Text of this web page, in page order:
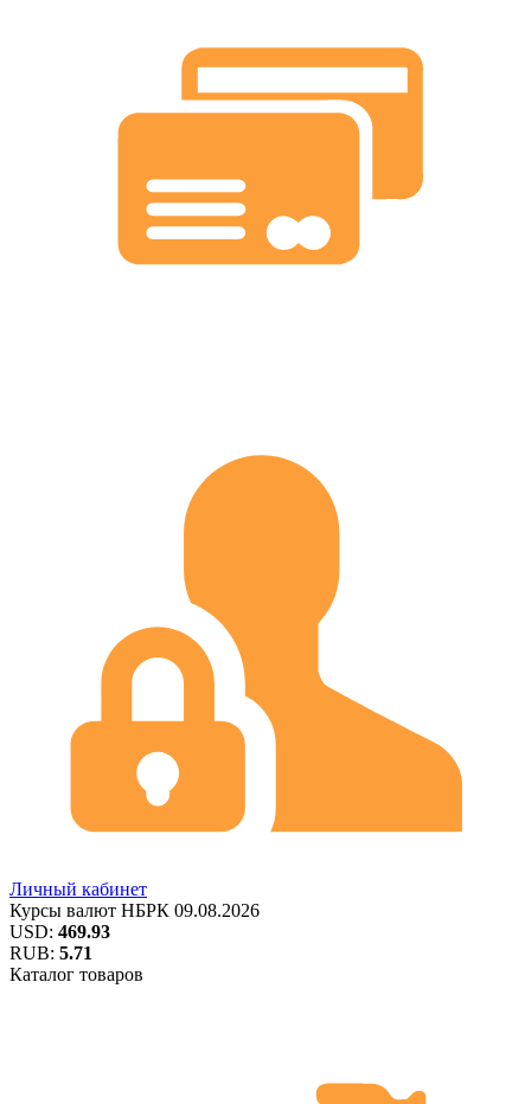
Личный кабинет
Курсы валют НБРК 09.08.2026
USD: 469.93
RUB: 5.71
Каталог товаров